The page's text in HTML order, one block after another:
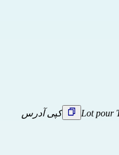
Lot pour کپی آدرس